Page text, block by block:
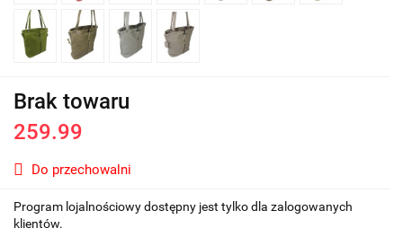
Brak towaru
259.99
Do przechowalni
Program lojalnościowy dostępny jest tylko dla zalogowanych
klientów.